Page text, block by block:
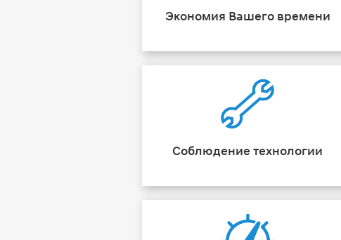
Экономия Вашего времени
Соблюдение технологии